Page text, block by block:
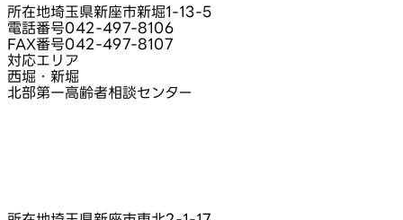
所在地埼玉県新座市新堀1‑13‑5
電話番号042-497-8106
FAX番号042-497-8107
対応エリア
西堀・新堀
北部第一高齢者相談センター